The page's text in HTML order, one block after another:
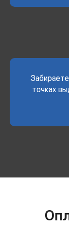
точках